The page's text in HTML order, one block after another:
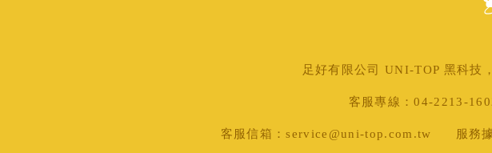
足好有限公司 UNI-TOP 黑科
客服專線：04-2213-
客服信箱：service@uni-top.com.tw 服務